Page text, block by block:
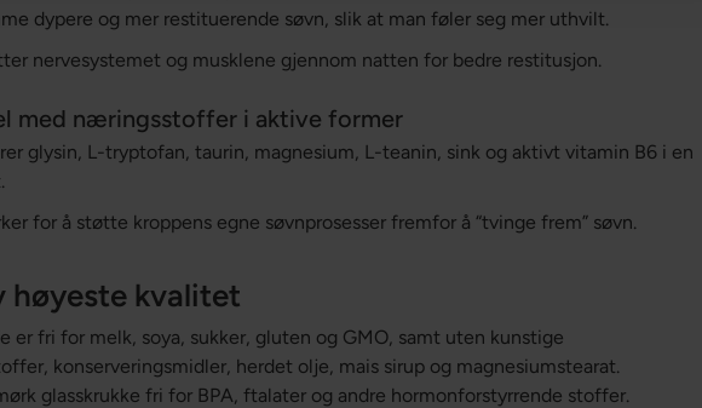
dypere og mer restituerende søvn, slik at man føler seg mer uthvilt.
nervesystemet og musklene gjennom natten for bedre restitusjon.
med næringsstoffer i aktive former
glysin, L-tryptofan, taurin, magnesium, L-teanin, sink og aktivt vitamin B6 i en
for å støtte kroppens egne søvnprosesser fremfor å “tvinge frem” søvn.
høyeste kvalitet
er fri for melk, soya, sukker, gluten og GMO, samt uten kunstige
konserveringsmidler, herdet olje, mais sirup og magnesiumstearat.
glasskrukke fri for BPA, ftalater og andre hormonforstyrrende stoffer.